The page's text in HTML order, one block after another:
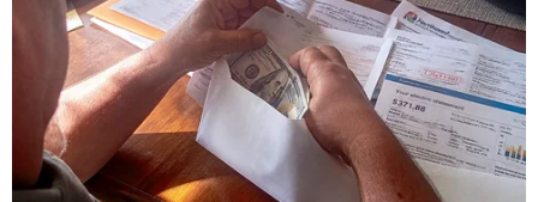
Bộ trưởng Bộ Kế hoạch và Đầu tư Nguyễn Chí Dũng phát biểu.
(Ảnh: Doãn Tấn/TTXVN)
Phó Thủ tướng Chính phủ Lê Văn Thành vừa ký
Nghị quyết số 138/NQ-CP về Quy hoạch tổng thể